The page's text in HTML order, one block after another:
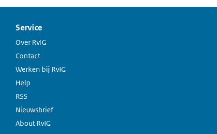
Service
Over RvIG
Contact
Werken bij RvIG
Help
RSS
Nieuwsbrief
About RvIG